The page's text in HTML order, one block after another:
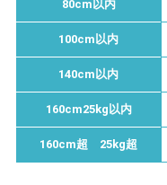
80cm以内
100cm以内
140cm以内
160cm25kg以内
160cm超 25kg超